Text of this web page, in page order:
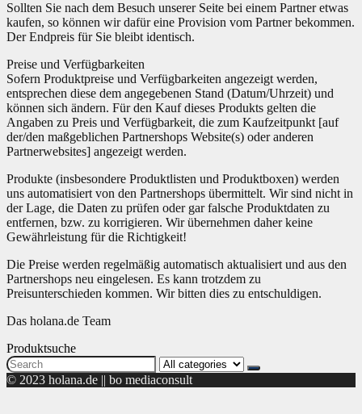
Sollten Sie nach dem Besuch unserer Seite bei einem Partner etwas
kaufen, so können wir dafür eine Provision vom Partner bekommen.
Der Endpreis für Sie bleibt identisch.
Preise und Verfügbarkeiten
Sofern Produktpreise und Verfügbarkeiten angezeigt werden,
entsprechen diese dem angegebenen Stand (Datum/Uhrzeit) und
können sich ändern. Für den Kauf dieses Produkts gelten die
Angaben zu Preis und Verfügbarkeit, die zum Kaufzeitpunkt [auf
der/den maßgeblichen Partnershops Website(s) oder anderen
Partnerwebsites] angezeigt werden.
Produkte (insbesondere Produktlisten und Produktboxen) werden
uns automatisiert von den Partnershops übermittelt. Wir sind nicht in
der Lage, die Daten zu prüfen oder gar falsche Produktdaten zu
entfernen, bzw. zu korrigieren. Wir übernehmen daher keine
Gewährleistung für die Richtigkeit!
Die Preise werden regelmäßig automatisch aktualisiert und aus den
Partnershops neu eingelesen. Es kann trotzdem zu
Preisunterschieden kommen. Wir bitten dies zu entschuldigen.
Das holana.de Team
Produktsuche
Search
for:
© 2023 holana.de || bo mediaconsult